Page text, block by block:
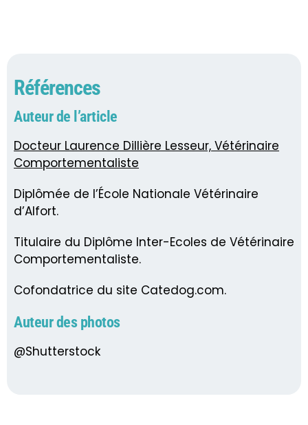
Références
Auteur de l’article
Docteur Laurence Dillière Lesseur, Vétérinaire
Comportementaliste
Diplômée de l’École Nationale Vétérinaire
d’Alfort.
Titulaire du Diplôme Inter-Ecoles de Vétérinaire
Comportementaliste.
Cofondatrice du site Catedog.com.
Auteur des photos
@Shutterstock